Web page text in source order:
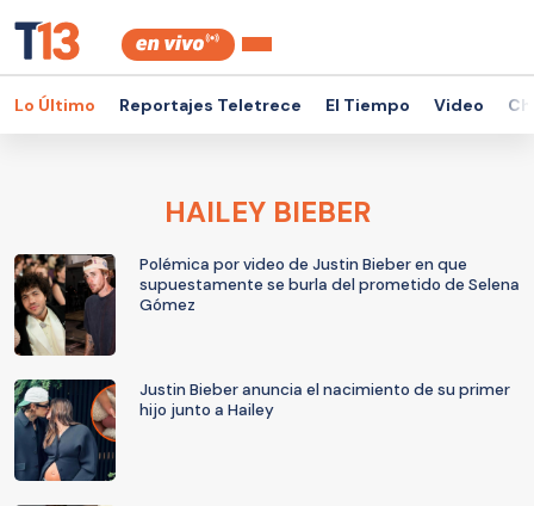
Lo Último Reportajes Teletrece El Tiempo Video
HAILEY BIEBER
Polémica por video de Justin Bieber en que
supuestamente se burla del prometido de Selena
Gómez
Justin Bieber anuncia el nacimiento de su primer
hijo junto a Hailey